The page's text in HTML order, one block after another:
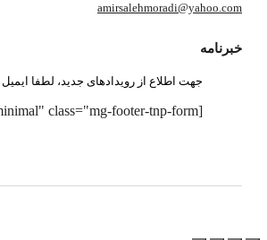
amirsalehmoradi@yahoo.com
خبرنامه
جهت اطلاع از رویدادهای جدید، لطفا ایمیل
[newsletter_form type="minimal" class="mg-footer-tnp-form"]